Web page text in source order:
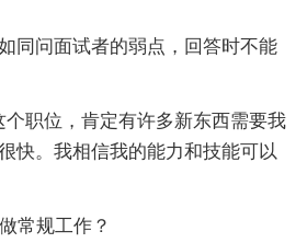
问面试者的弱点，回答时不能
职位，肯定有许多新东西需要我
快。我相信我的能力和技能可以
规工作？